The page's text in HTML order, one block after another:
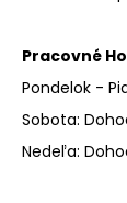
Pracovné
Pondelok -
Sobota:
Nedeľa: